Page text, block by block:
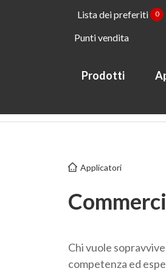
Lista dei preferiti 0
Punti vendita
Prodotti
Applicatori
Chi vuole
competenza ed